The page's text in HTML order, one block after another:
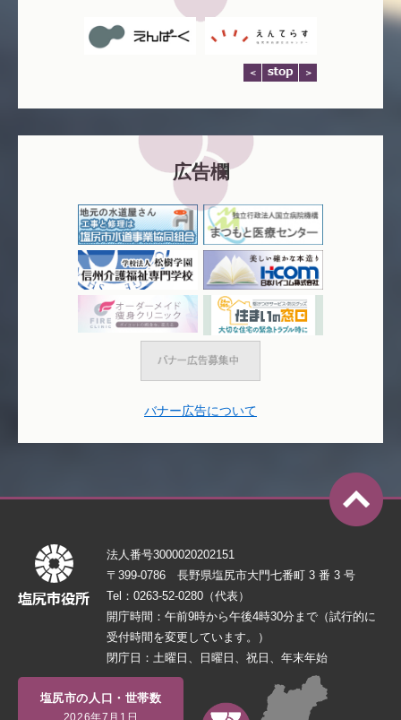
広告欄
バナー広告について
法人番号3000020202151
〒399-0786 長野県塩尻市大門七番町 3 番 3 号
Tel：0263-52-0280（代表）
開庁時間：午前9時から午後4時30分まで（試行的に
受付時間を変更しています。）
閉庁日：土曜日、日曜日、祝日、年末年始
塩尻市の人口・世帯数
2026年7月1日